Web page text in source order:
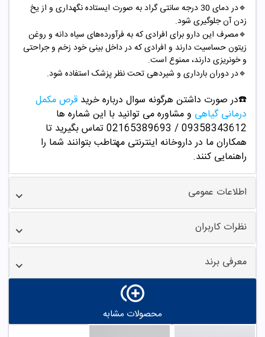
🔹
در دمای 30 درجه سانتی گراد به صورت ایستاده نگهداری و از یخ
زدن آن جلوگیری شود.
🔹مصرف این دارو برای افرادی که به فرآورده‌های سیاه دانه و روغن
زیتون حساسیت دارند و افرادی که در داخل بینی خود زخم و جراحتی
و خونریزی دارند، ممنوع است.
🔹در دوران بارداری و شیردهی تحت نظر پزشک استفاده شود.
☎️در صورت داشتن هرگونه سوال درباره خرید قرص مکمل
درمانی گیاهی و مشاوره می توانید با این شماره ها
09358343612 / 02165389693
تماس بگیرید تا
همکاران ما در داروخانه اینترنتی مهتاطب بتوانند شما را
راهنمایی کنند.
اطلاعات عمومی
نظرات کاربران
معرفی برند
محصولات مشابه